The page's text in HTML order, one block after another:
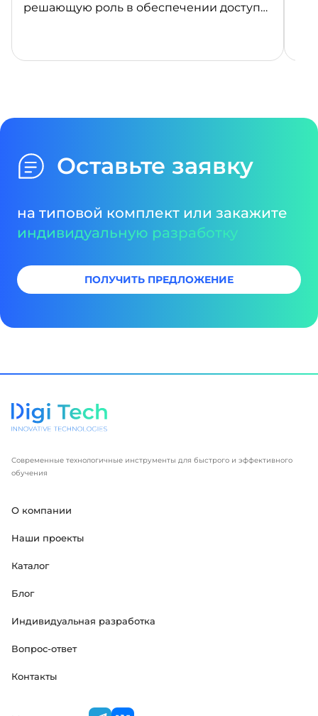
решающую роль в обеспечении доступа
рассмотрим, что такое сети водопровода,
Оставьте заявку
на типовой комплект или закажите
индивидуальную разработку
ПОЛУЧИТЬ ПРЕДЛОЖЕНИЕ
Современные технологичные инструменты для быстрого и эффективного
обучения
О компании
Наши проекты
Каталог
Блог
Индивидуальная разработка
Вопрос-ответ
Контакты